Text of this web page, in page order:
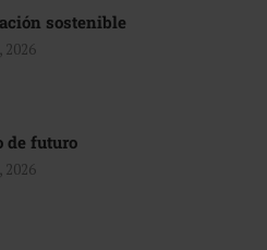
sostenible
2026
de futuro
2026